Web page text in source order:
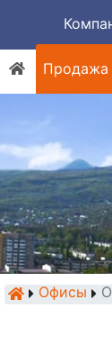
Продажа
Офисы